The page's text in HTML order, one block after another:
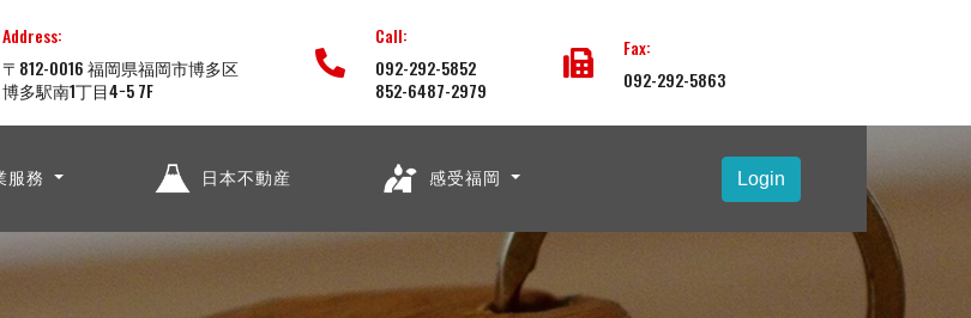
Address:
〒812-0016 福岡県福岡市博多区
博多駅南1丁目4−5 7F
Call:
092-292-5852
852-6487-2979
Fax:
092-292-5863
服務 日本不動産 感受福岡 Login